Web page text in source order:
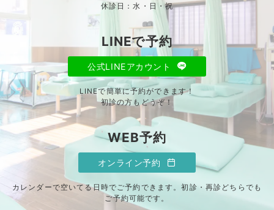
休診日：水・日・祝
LINEで予約
公式LINEアカウント
LINEで簡単に予約ができます！
初診の方もどうぞ！
WEB予約
オンライン予約
カレンダーで空いてる日時でご予約できます。初診・再診どちらでも
ご予約可能です。